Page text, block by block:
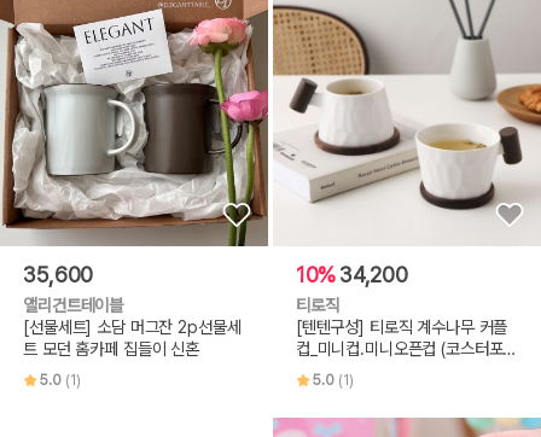
35,600
앨리건트테이블
[선물세트] 소담 머그잔 2p선물세
트 모던 홈카페 집들이 신혼
5.0 (1)
10%34,200
티로직
[텐텐구성] 티로직 계수나무 커플
컵_미니컵.미니오픈컵 (코스터포
함)5.0 (1)